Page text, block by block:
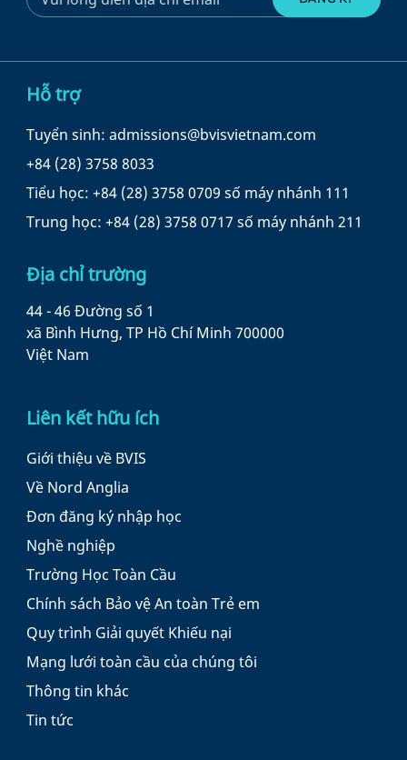
Hỗ trợ
Tuyển sinh: admissions@bvisvietnam.com
+84 (28) 3758 8033
Tiểu học: +84 (28) 3758 0709 số máy nhánh 111
Trung học: +84 (28) 3758 0717 số máy nhánh 211
Địa chỉ trường
44 - 46 Đường số 1
xã Bình Hưng, TP Hồ Chí Minh 700000
Việt Nam
Liên kết hữu ích
Giới thiệu về BVIS
Về Nord Anglia
Đơn đăng ký nhập học
Nghề nghiệp
Trường Học Toàn Cầu
Chính sách Bảo vệ An toàn Trẻ em
Quy trình Giải quyết Khiếu nại
Mạng lưới toàn cầu của chúng tôi
Thông tin khác
Tin tức